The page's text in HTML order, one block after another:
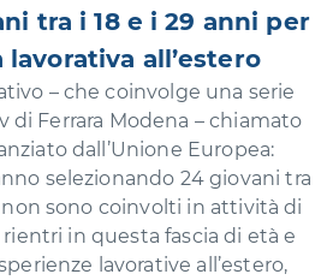
tra i 18 e i 29 anni per
lavorativa all’estero
– che coinvolge una serie
di Ferrara Modena – chiamato
dall’Unione Europea:
selezionando 24 giovani tra
non sono coinvolti in attività di
in questa fascia di età e
lavorative all’estero,